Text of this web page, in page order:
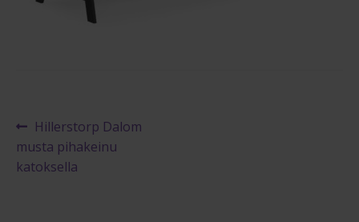
Artikkelien
selaus
Edellinen
artikkeli
Hillerstorp Dalom
musta pihakeinu
katoksella